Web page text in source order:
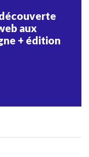
aux
+ édition